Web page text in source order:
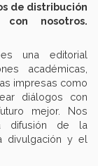
de distribución
nosotros.
una editorial
académicas,
impresas como
diálogos con
mejor. Nos
difusión de la
divulgación y el